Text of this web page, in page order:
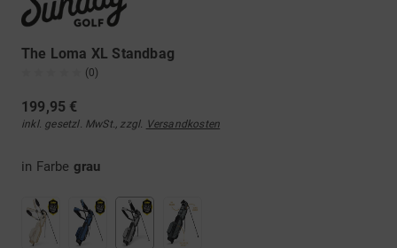
The Loma XL Standbag
(0)
199,95 €
inkl. gesetzl. MwSt., zzgl. Versandkosten
in Farbe grau